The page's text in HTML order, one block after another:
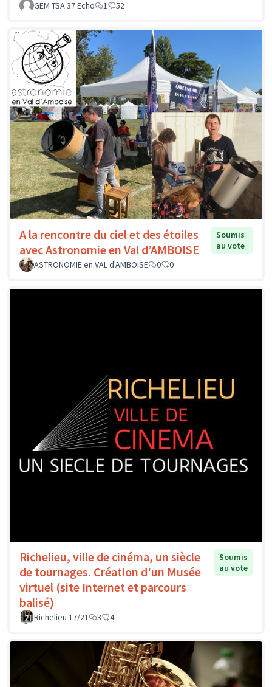
GEM TSA 37 Echo 1 52
A la rencontre du ciel et des étoiles
avec Astronomie en Val d’AMBOISE
Soumis
au vote
ASTRONOMIE en VAL d'AMBOISE
0 0
Richelieu, ville de cinéma, un siècle
de tournages. Création d'un Musée
virtuel (site Internet et parcours
balisé)
Soumis
au vote
Richelieu 17/21 3 4